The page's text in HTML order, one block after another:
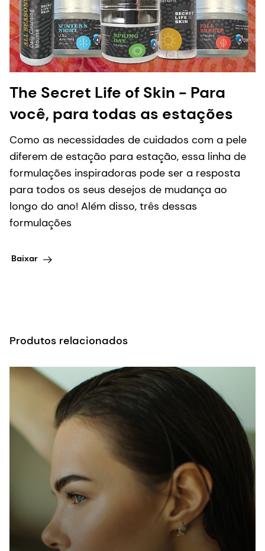
The Secret Life of Skin - Para
você, para todas as estações
Como as necessidades de cuidados com a pele
diferem de estação para estação, essa linha de
formulações inspiradoras pode ser a resposta
para todos os seus desejos de mudança ao
longo do ano! Além disso, três dessas
formulações
Baixar
Produtos relacionados